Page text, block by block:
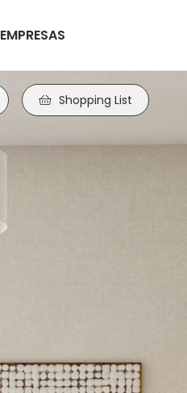
EMPRESAS
Shopping List